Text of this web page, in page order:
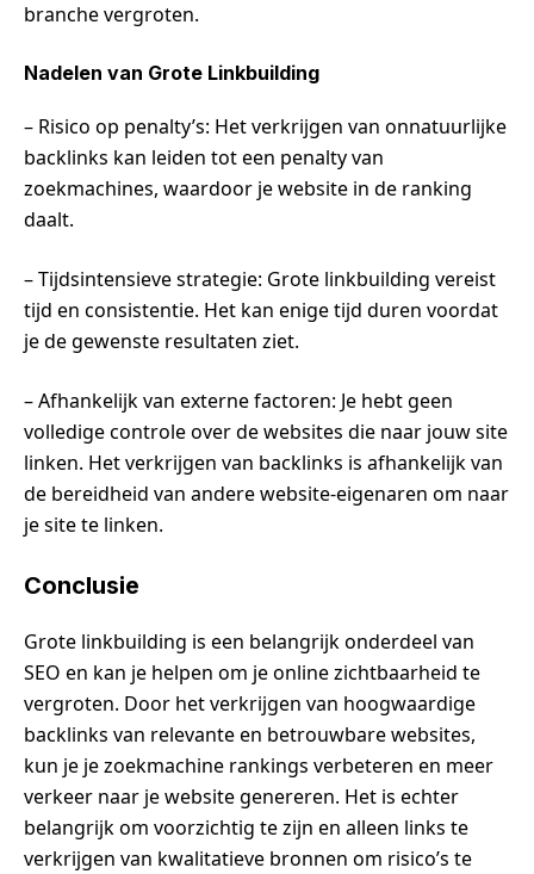
branche vergroten.
Nadelen van Grote Linkbuilding
– Risico op penalty’s: Het verkrijgen van onnatuurlijke
backlinks kan leiden tot een penalty van
zoekmachines, waardoor je website in de ranking
daalt.
– Tijdsintensieve strategie: Grote linkbuilding vereist
tijd en consistentie. Het kan enige tijd duren voordat
je de gewenste resultaten ziet.
– Afhankelijk van externe factoren: Je hebt geen
volledige controle over de websites die naar jouw site
linken. Het verkrijgen van backlinks is afhankelijk van
de bereidheid van andere website-eigenaren om naar
je site te linken.
Conclusie
Grote linkbuilding is een belangrijk onderdeel van
SEO en kan je helpen om je online zichtbaarheid te
vergroten. Door het verkrijgen van hoogwaardige
backlinks van relevante en betrouwbare websites,
kun je je zoekmachine rankings verbeteren en meer
verkeer naar je website genereren. Het is echter
belangrijk om voorzichtig te zijn en alleen links te
verkrijgen van kwalitatieve bronnen om risico’s te